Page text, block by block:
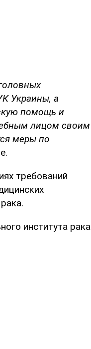
Украины, а
помощь и
лицом своим
меры по
требований
института рака